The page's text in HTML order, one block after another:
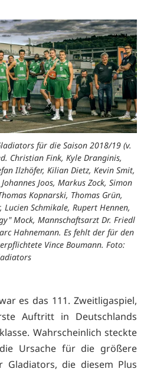
für die Saison 2018/19 (v.
Christian Fink, Kyle Dranginis,
Ilzhöfer, Kilian Dietz, Kevin Smit,
Joos, Markus Zock, Simon
Kopnarski, Thomas Grün,
Lucien Schmikale, Rupert Hennen,
Mock, Mannschaftsarzt Dr. Friedl
Hahnemann. Es fehlt der für den
Vince Boumann. Foto:
es das 111. Zweitligaspiel,
Auftritt in Deutschlands
Wahrscheinlich steckte
Ursache für die größere
Gladiators, die diesem Plus